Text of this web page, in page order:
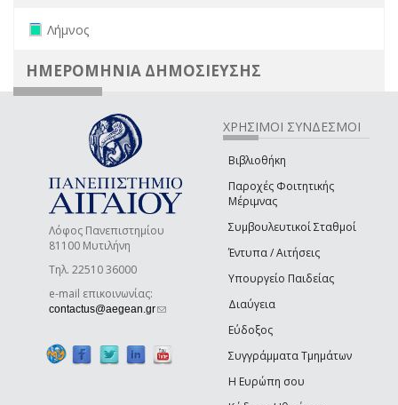
Remove Λήμνος filter
Λήμνος
ΗΜΕΡΟΜΗΝΙΑ ΔΗΜΟΣΙΕΥΣΗΣ
Λόφος Πανεπιστημίου
81100 Μυτιλήνη
Τηλ. 22510 36000
e-mail επικοινωνίας:
contactus@aegean.gr(link sends e-mail)
ΧΡΗΣΙΜΟΙ ΣΥΝΔΕΣΜΟΙ
Βιβλιοθήκη
Παροχές Φοιτητικής
Μέριμνας
Συμβουλευτικοί Σταθμοί
Έντυπα / Αιτήσεις
Υπουργείο Παιδείας
Διαύγεια
Εύδοξος
Συγγράμματα Τμημάτων
Η Ευρώπη σου